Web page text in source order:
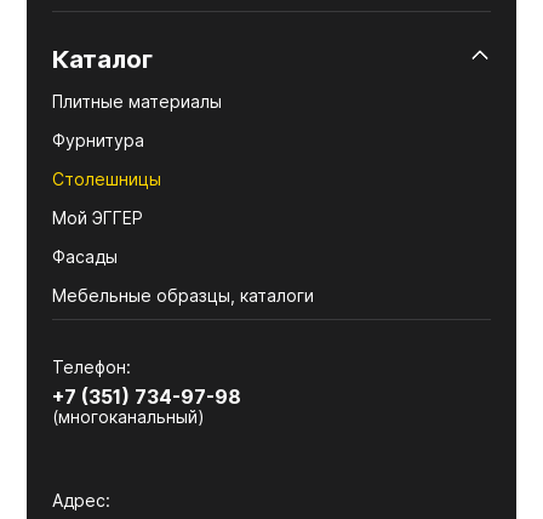
Каталог
Плитные материалы
Фурнитура
Столешницы
Мой ЭГГЕР
Фасады
Мебельные образцы, каталоги
Телефон:
+7 (351) 734-97-98
(многоканальный)
Адрес: